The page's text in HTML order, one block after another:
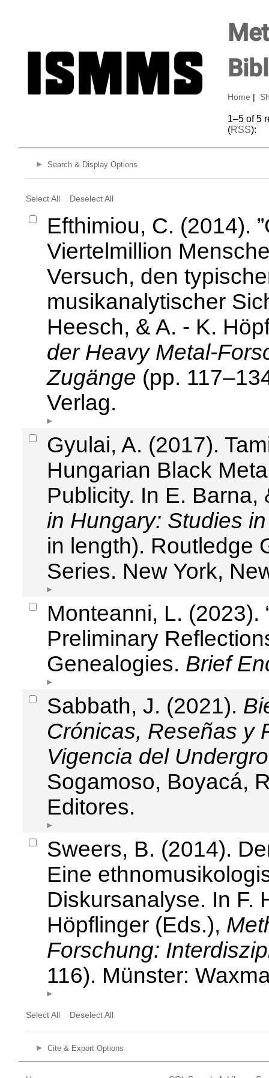
Home
1–5 of 5
(RSS):
Search & Display Options
Select All Deselect All
Efthimiou, C. (2014).
Viertelmillion
Versuch, den
musikanalytischer
Heesch, & A. - K.
der Heavy Metal-
Zugänge (pp.
Verlag.
Gyulai, A. (2017).
Hungarian Black
Publicity. In E.
in Hungary: Studies
in length). Routledge
Series. New York,
Monteanni, L. (2023).
Preliminary
Genealogies. Brief
Sabbath, J. (2021).
Crónicas, Reseñas y
Vigencia del
Sogamoso, Boyacá,
Editores.
Sweers, B. (2014).
Eine
Diskursanalyse. In F.
Höpflinger (Eds.),
Forschung:
116). Münster:
Select All Deselect All
Cite & Export Options